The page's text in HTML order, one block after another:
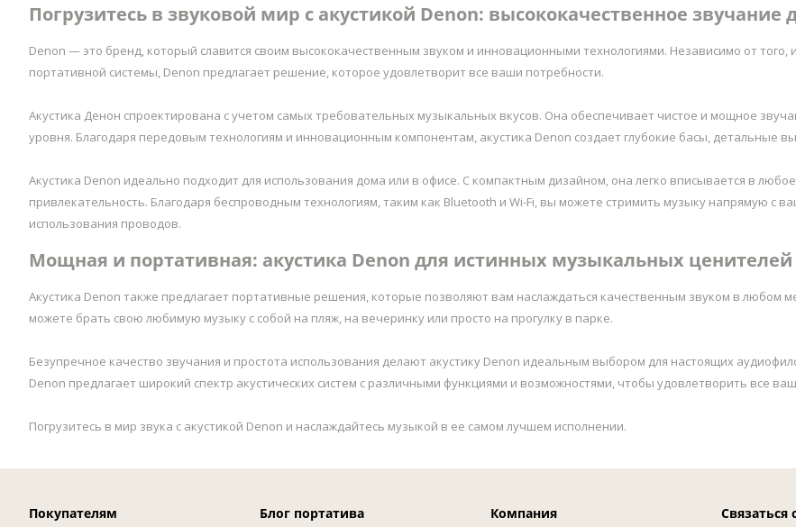
Погрузитесь в звуковой мир с акустикой Denon: высококачественное звучание
Denon — это бренд, который славится своим высококачественным звуком и инновационными технологиями. Независимо от
портативной системы, Denon предлагает решение, которое удовлетворит все ваши потребности.
Акустика Денон спроектирована с учетом самых требовательных музыкальных вкусов. Она обеспечивает чистое и мощное
уровня. Благодаря передовым технологиям и инновационным компонентам, акустика Denon создает глубокие басы, детальные
Акустика Denon идеально подходит для использования дома или в офисе. С компактным дизайном, она легко вписывается в
привлекательность. Благодаря беспроводным технологиям, таким как Bluetooth и Wi-Fi, вы можете стримить музыку напрямую с
использования проводов.
Мощная и портативная: акустика Denon для истинных музыкальных ценителей
Акустика Denon также предлагает портативные решения, которые позволяют вам наслаждаться качественным звуком в любом
можете брать свою любимую музыку с собой на пляж, на вечеринку или просто на прогулку в парке.
Безупречное качество звучания и простота использования делают акустику Denon идеальным выбором для настоящих
Denon предлагает широкий спектр акустических систем с различными функциями и возможностями, чтобы удовлетворить все
Погрузитесь в мир звука с акустикой Denon и наслаждайтесь музыкой в ее самом лучшем исполнении.
Покупателям Блог портатива Компания
Связаться